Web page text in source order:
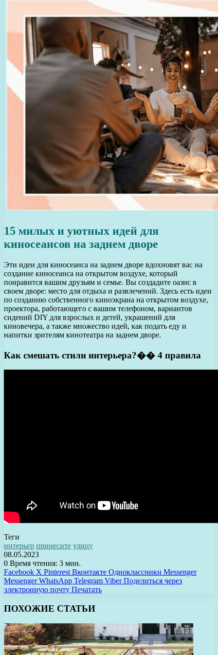
15 милых и уютных идей для
киносеансов на заднем дворе
Эти идеи для киносеанса на заднем дворе вдохновят вас на
создание киносеанса на открытом воздухе, который
понравится вашим друзьям и семье. Вы создадите оазис в
своем дворе: место для отдыха и развлечений. Здесь есть идеи
по созданию собственного киноэкрана на открытом воздухе,
проектора, работающего с вашим телефоном, вариантов
сидений DIY для взрослых и детей, украшений для
киновечера, а также множество идей, как подать еду и
напитки зрителям кинотеатра на заднем дворе.
Как смешать стили интерьера?�� 4 правила
Теги
интерьер принесите улицу
08.05.2023
0 Время чтения: 3 мин.
Facebook X Pinterest Вконтакте Одноклассники Messenger
Messenger WhatsApp Telegram Viber Поделиться через
электронную почту Печатать
ПОХОЖИЕ СТАТЬИ